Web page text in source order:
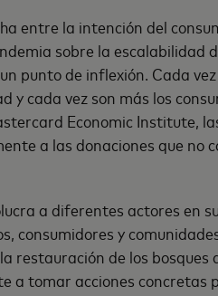
entre la intención del
sobre la escalabilidad
punto de inflexión. Cada
y cada vez son más los
Economic Institute,
a las donaciones que no
a diferentes actores en
consumidores y
restauración de los bosques
a tomar acciones concretas